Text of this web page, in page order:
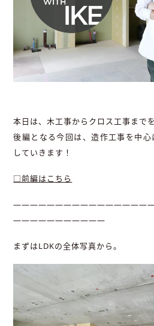
本日は、木工事からクロス工事まで
後編となる今回は、造作工事を中
していきます！
□前編はこちら
―――――――――――
まずはLDKの全体写真から。